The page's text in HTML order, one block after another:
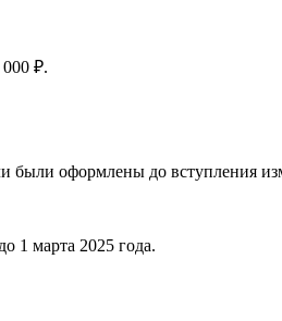
₽.
оформлены до вступления
1 марта 2025 года.